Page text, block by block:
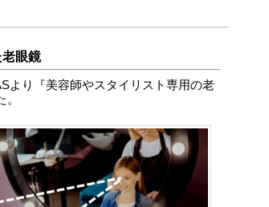
眼鏡
より『美容師やスタイリスト専用の老